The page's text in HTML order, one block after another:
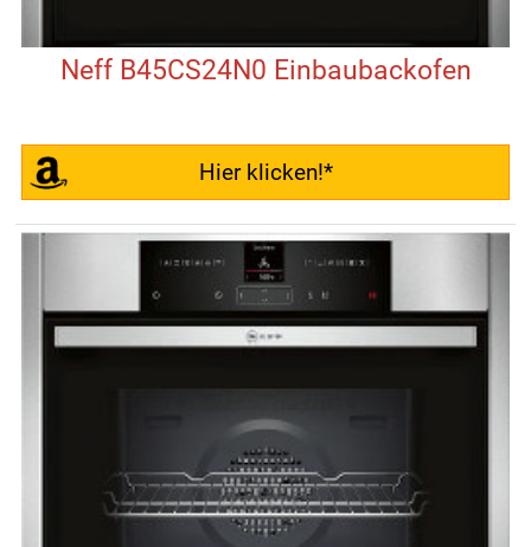
Neff B45CS24N0 Einbaubackofen
Hier klicken!*